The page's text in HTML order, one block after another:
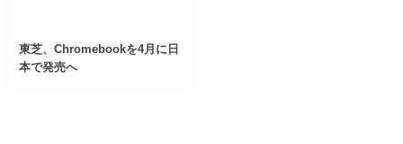
東芝、Chromebookを4月に日
本で発売へ